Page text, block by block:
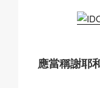
應當稱謝耶